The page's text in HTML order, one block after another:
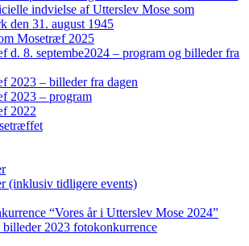
indvielse af Utterslev Mose som
den 31. august 1945
Mosetræf 2025
d. 8. septembe2024 – program og billeder fra
2023 – billeder fra dagen
2023 – program
2022
(inklusiv tidligere events)
“Vores år i Utterslev Mose 2024”
billeder 2023 fotokonkurrence